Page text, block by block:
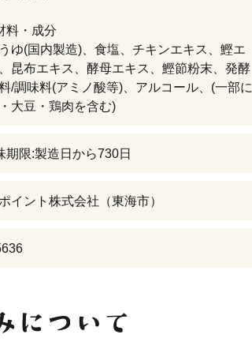
料・成分
ゆ(国内製造)、食塩、チキンエキス、鰹エ
昆布エキス、酵母エキス、鰹節粉末、発酵
/調味料(アミノ酸等)、アルコール、(一部に
大豆・鶏肉を含む)
期限:製造日から730日
イント株式会社（東海市）